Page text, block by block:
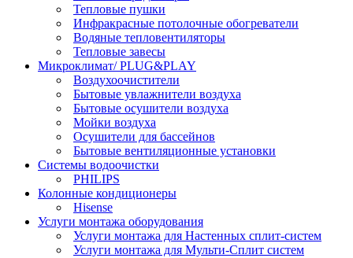
Тепловые пушки
Инфракрасные потолочные обогреватели
Водяные тепловентиляторы
Тепловые завесы
Микроклимат/ PLUG&PLAY
Воздухоочистители
Бытовые увлажнители воздуха
Бытовые осушители воздуха
Мойки воздуха
Осушители для бассейнов
Бытовые вентиляционные установки
Системы водоочистки
PHILIPS
Колонные кондиционеры
Hisense
Услуги монтажа оборудования
Услуги монтажа для Настенных сплит-систем
Услуги монтажа для Мульти-Сплит систем